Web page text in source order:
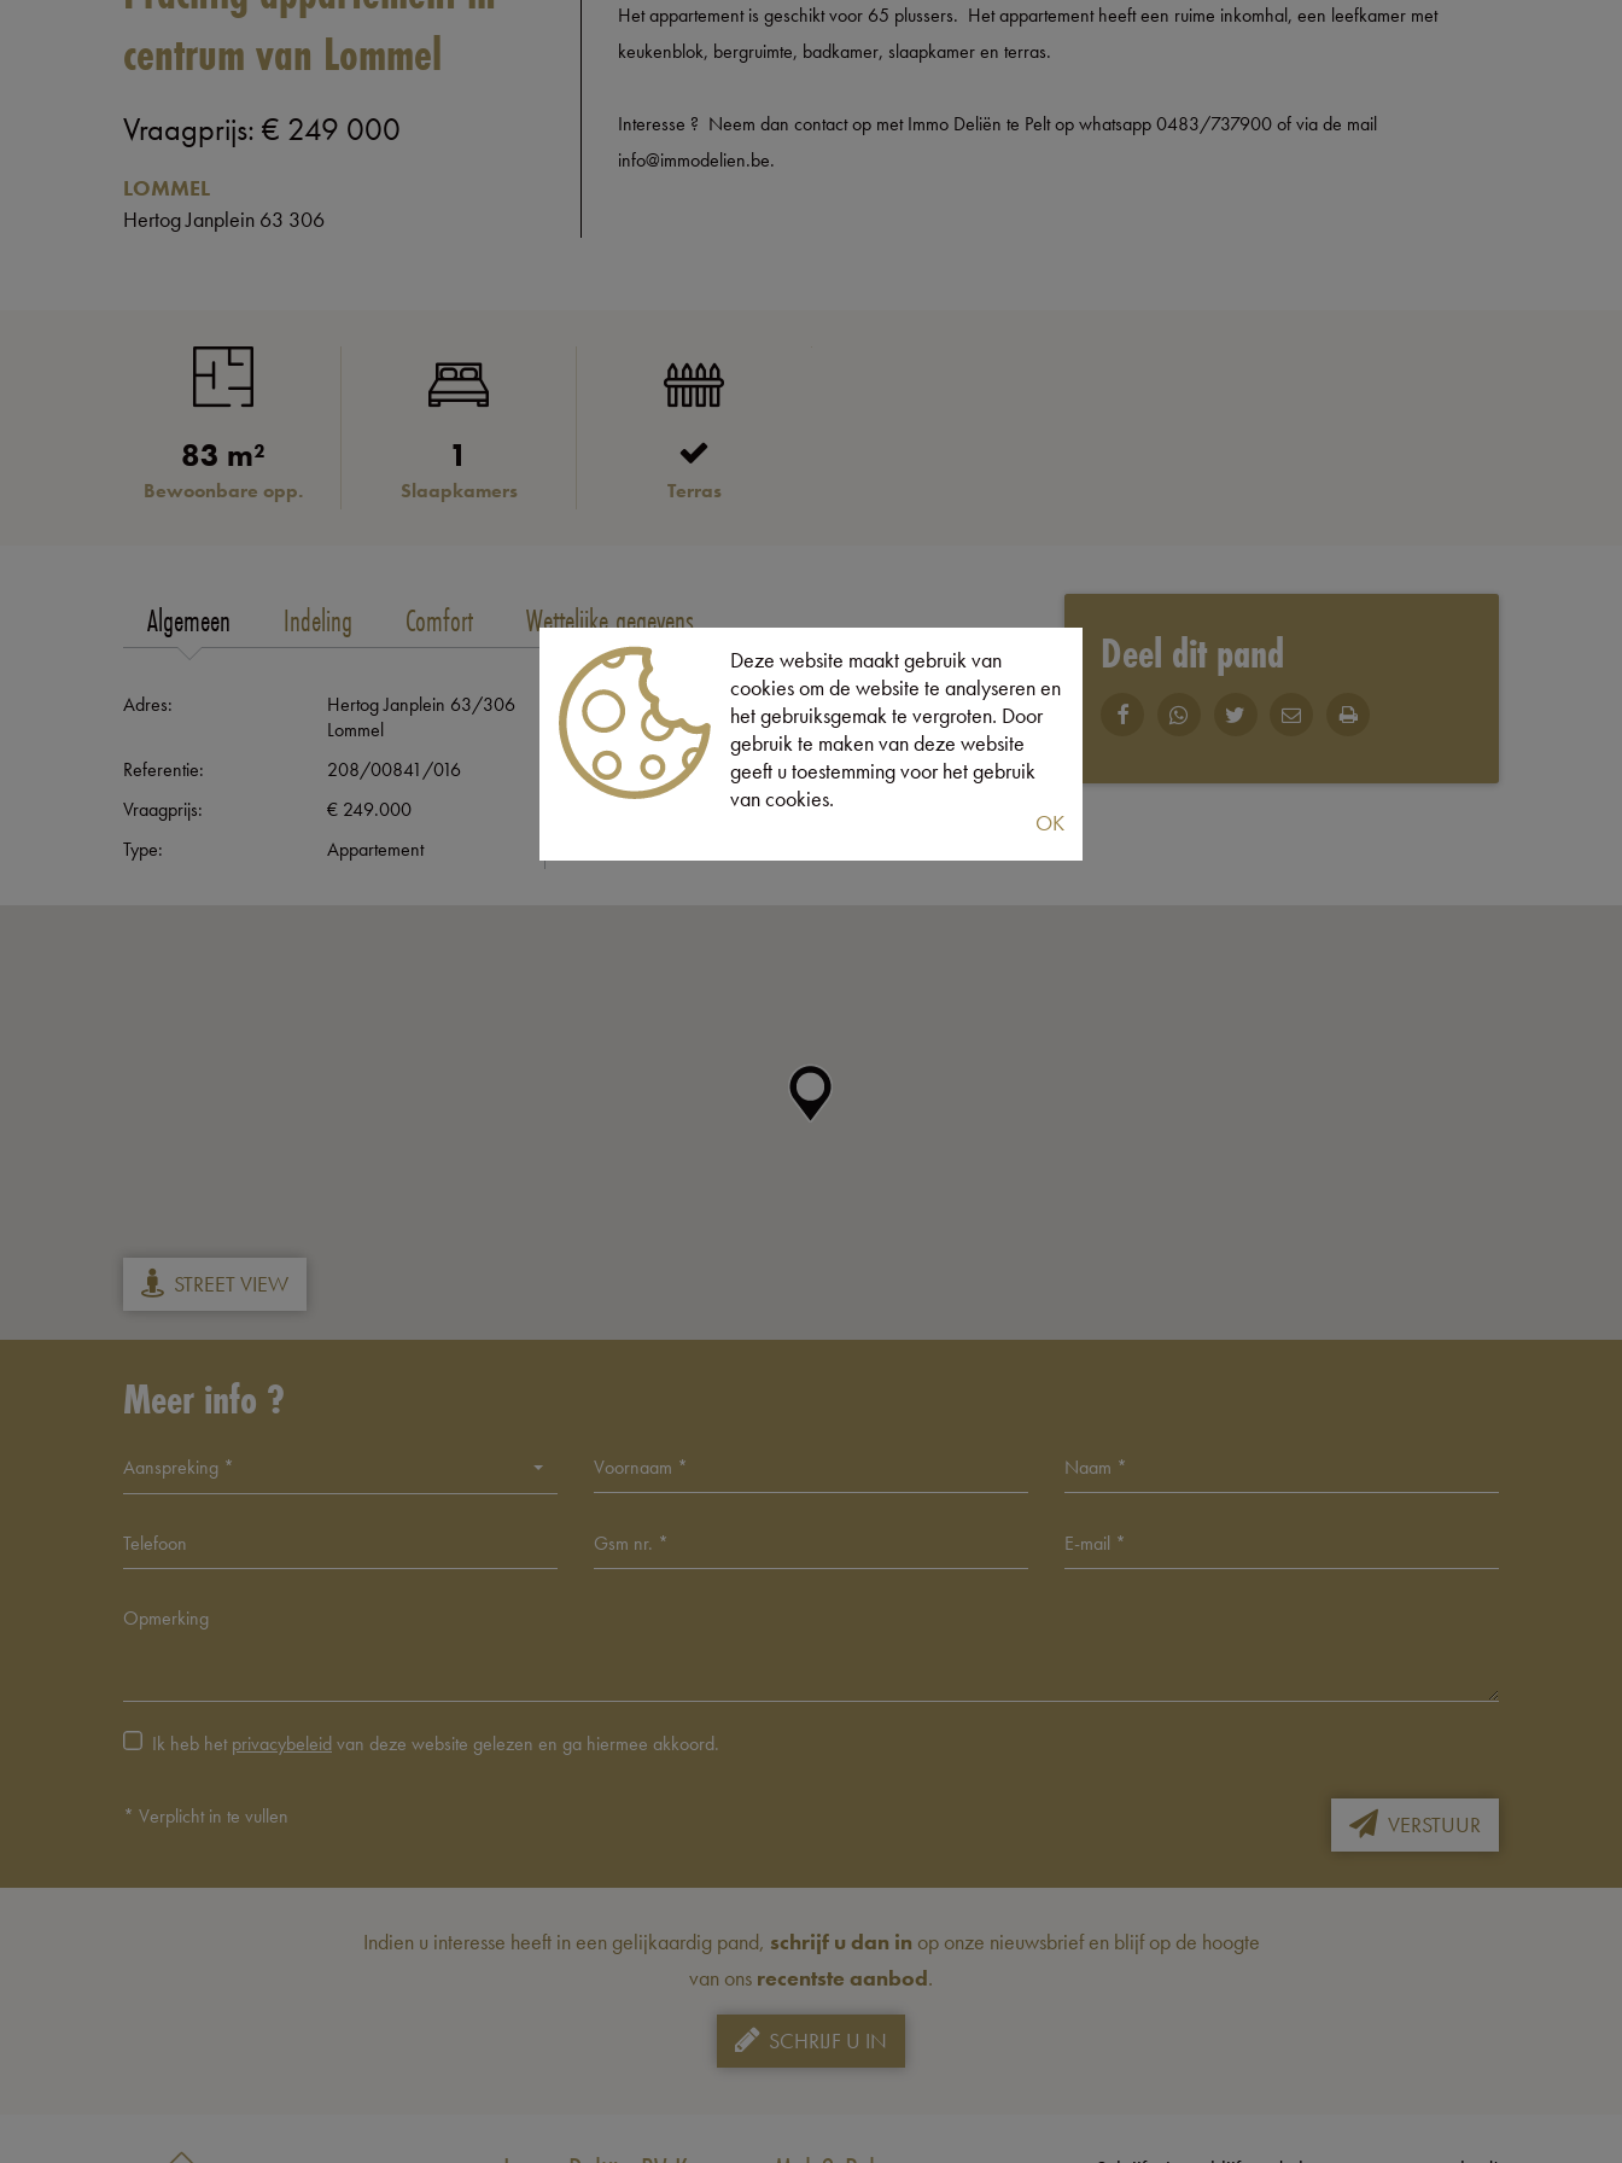
centrum van Lommel
Vraagprijs: € 249 000
LOMMEL
Hertog Janplein 63 306
Het appartement is geschikt voor 65 plussers. Het appartement heeft een ruime inkomhal, een leefkamer met
keukenblok, bergruimte, badkamer, slaapkamer en terras.
Interesse ? Neem dan contact op met Immo Deliën te Pelt op whatsapp 0483/737900 of via de mail
info@immodelien.be.
83 m²
Bewoonbare opp.
1
Slaapkamers Terras
Algemeen Indeling Comfort Wettelijke gegevens
Adres:
Hertog Janplein 63/306
Lommel
Referentie:
208/00841/016
Vraagprijs:
€ 249.000
Type:
Appartement
Bewoonbare opp.:
83 m²
Type constructie:
Traditioneel
Op verdieping:
3
Deel dit pand
STREET VIEW
Meer info ?
Aanspreking *
Ik heb hetprivacybeleidvan deze website gelezen en ga hiermee akkoord.
* Verplicht in te vullen VERSTUUR
Indien u interesse heeft in een gelijkaardig pand, schrijf u dan in op onze nieuwsbrief en blijf op de hoogte
van ons recentste aanbod.
SCHRIJF U IN
Deze website maakt gebruik van
cookies om de website te analyseren en
het gebruiksgemak te vergroten. Door
gebruik te maken van deze website
geeft u toestemming voor het gebruik
van cookies.
OK